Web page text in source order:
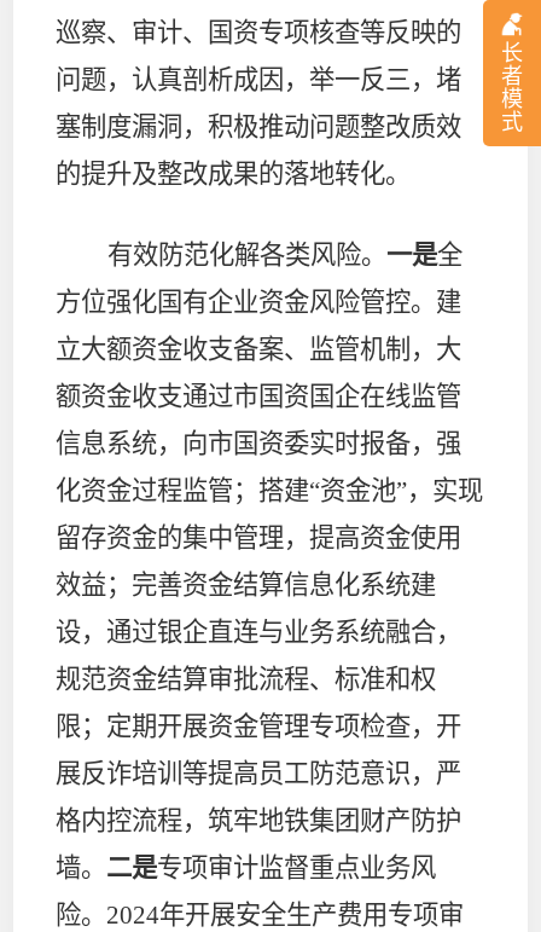
长
者
模
式
巡察、审计、国资专项核查等反映的
问题，认真剖析成因，举一反三，堵
塞制度漏洞，积极推动问题整改质效
的提升及整改成果的落地转化。
有效防范化解各类风险。 一是全
方位强化国有企业资金风险管控。建
立大额资金收支备案、监管机制，大
额资金收支通过市国资国企在线监管
信息系统，向市国资委实时报备，强
化资金过程监管；搭建“资金池”，实现
留存资金的集中管理，提高资金使用
效益；完善资金结算信息化系统建
设，通过银企直连与业务系统融合，
规范资金结算审批流程、标准和权
限；定期开展资金管理专项检查，开
展反诈培训等提高员工防范意识，严
格内控流程，筑牢地铁集团财产防护
墙。 二是专项审计监督重点业务风
险。 2024年开展安全生产费用专项审